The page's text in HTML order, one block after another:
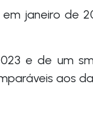
janeiro de
e de um
aos